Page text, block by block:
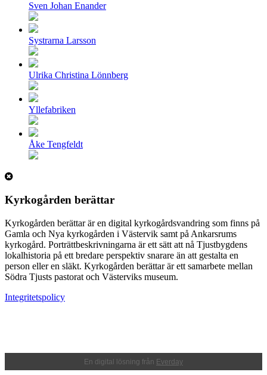
Sven Johan Enander
Systrarna Larsson
Ulrika Christina Lönnberg
Yllefabriken
Åke Tengfeldt
Kyrkogården berättar
Kyrkogården berättar är en digital kyrkogårdsvandring som finns på
Gamla och Nya kyrkogården i Västervik samt på Ankarsrums
kyrkogård. Porträttbeskrivningarna är ett sätt att nå Tjustbygdens
lokalhistoria på ett bredare perspektiv snarare än att gestalta en
person eller en släkt. Kyrkogården berättar är ett samarbete mellan
Södra Tjusts pastorat och Västerviks museum.
Integritetspolicy
En digital lösning från Everday